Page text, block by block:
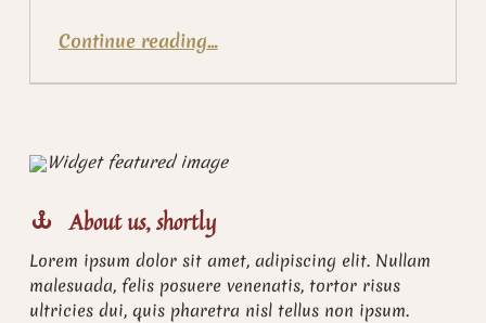
Continue reading“Le cuir : qualité et entretien”
…
About us, shortly
Lorem ipsum dolor sit amet, adipiscing elit. Nullam
malesuada, felis posuere venenatis, tortor risus
ultricies dui, quis pharetra nisl tellus non ipsum.